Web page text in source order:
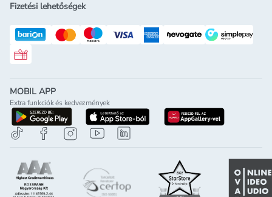
Fizetési lehetőségek
Rossmann ajándékkártya
MOBIL APP
Extra funkciók és kedvezmények
letöltés a google-play-rölletöltés az app-store-ból
letöltés